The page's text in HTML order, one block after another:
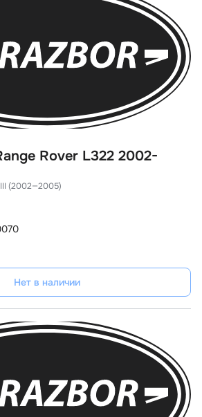
Rover L322 2002-
III (2002—2005)
Нет в наличии